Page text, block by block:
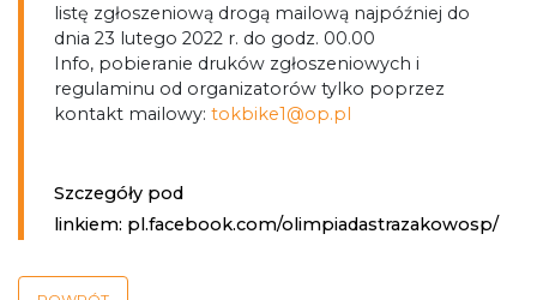
listę zgłoszeniową drogą mailową najpóźniej do
dnia 23 lutego 2022 r. do godz. 00.00
Info, pobieranie druków zgłoszeniowych i
regulaminu od organizatorów tylko poprzez
kontakt mailowy: tokbike1@op.pl
Szczegóły pod
linkiem: pl.facebook.com/olimpiadastrazakowosp/